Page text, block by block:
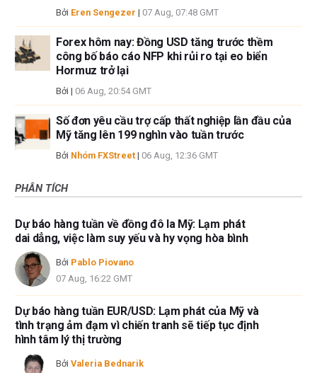
Bởi Eren Sengezer | 07 Aug, 07:48 GMT
Forex hôm nay: Đồng USD tăng trước thềm
công bố báo cáo NFP khi rủi ro tại eo biển
Hormuz trở lại
Bởi | 06 Aug, 20:54 GMT
Số đơn yêu cầu trợ cấp thất nghiệp lần đầu của
Mỹ tăng lên 199 nghìn vào tuần trước
Bởi Nhóm FXStreet | 06 Aug, 12:36 GMT
PHÂN TÍCH
Dự báo hàng tuần về đồng đô la Mỹ: Lạm phát
dai dẳng, việc làm suy yếu và hy vọng hòa bình
Bởi Pablo Piovano
07 Aug, 16:22 GMT
Dự báo hàng tuần EUR/USD: Lạm phát của Mỹ và
tình trạng ảm đạm vì chiến tranh sẽ tiếp tục định
hình tâm lý thị trường
Bởi Valeria Bednarik